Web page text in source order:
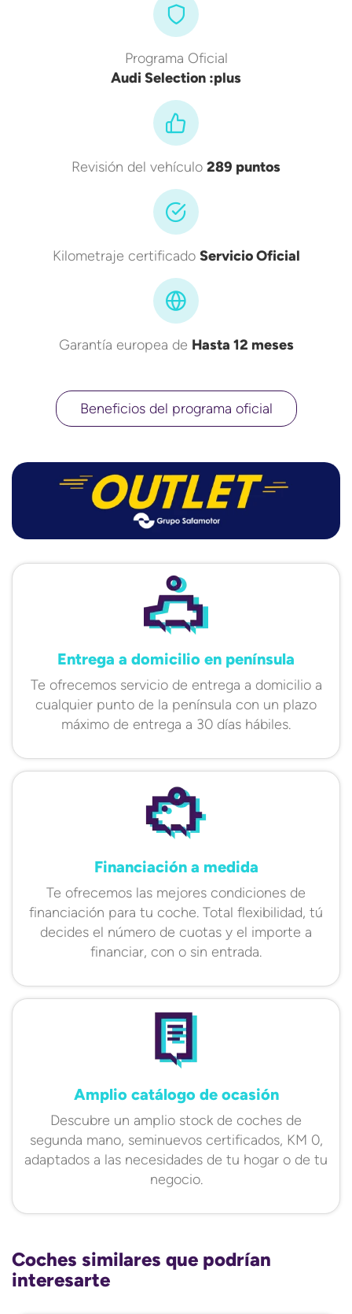
Programa Oficial
Audi Selection :plus
Revisión del vehículo 289 puntos
Kilometraje certificado Servicio Oficial
Garantía europea de Hasta 12 meses
Beneficios del programa oficial
Entrega a domicilio en península
Te ofrecemos servicio de entrega a domicilio a
cualquier punto de la península con un plazo
máximo de entrega a 30 días hábiles.
Financiación a medida
Te ofrecemos las mejores condiciones de
financiación para tu coche. Total flexibilidad, tú
decides el número de cuotas y el importe a
financiar, con o sin entrada.
Amplio catálogo de ocasión
Descubre un amplio stock de coches de
segunda mano, seminuevos certificados, KM 0,
adaptados a las necesidades de tu hogar o de tu
negocio.
Coches similares que podrían
interesarte